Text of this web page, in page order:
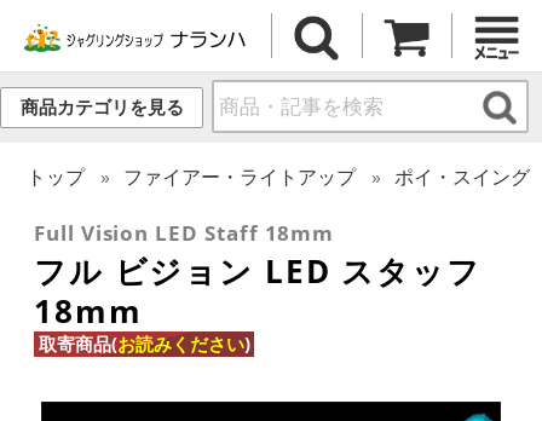
商品カテゴリを見る
トップ ファイアー・ライトアップ ポイ・スイング
Full Vision LED Staff 18mm
フル ビジョン LED スタッフ
18mm
取寄商品(お読みください)